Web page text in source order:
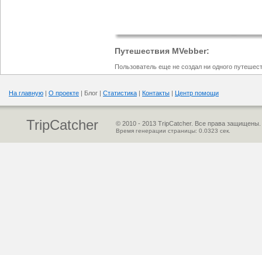
Путешествия MVebber:
Пользователь еще не создал ни одного
На главную О проекте | Блог | Статистика Контакты Центр помощи
TripCatcher © 2010 - 2013 TripCatcher. Все права защищены.
Время генерации страницы: 0.0323 сек.